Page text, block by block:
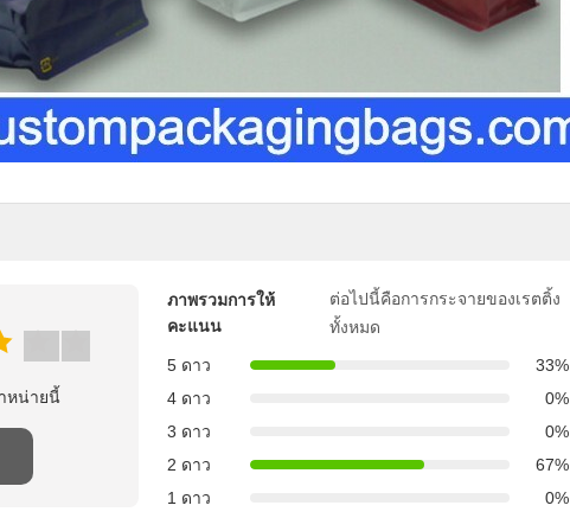
หน่ายนี้
ภาพรวมการให้
คะแนน
ต่อไปนี้คือการกระจายของเรตติ้ง
ทั้งหมด
5 ดาว
33%
4 ดาว
0%
3 ดาว
0%
2 ดาว
67%
1 ดาว
0%